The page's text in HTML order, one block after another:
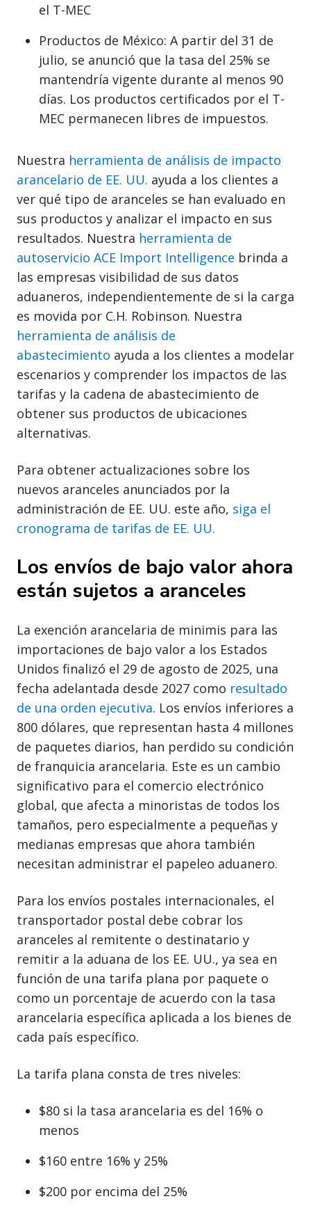
el T-MEC
Productos de México: A partir del 31 de
julio, se anunció que la tasa del 25% se
mantendría vigente durante al menos 90
días. Los productos certificados por el T-
MEC permanecen libres de impuestos.
Nuestra herramienta de análisis de impacto
arancelario de EE. UU. ayuda a los clientes a
ver qué tipo de aranceles se han evaluado en
sus productos y analizar el impacto en sus
resultados. Nuestra herramienta de
autoservicio ACE Import Intelligence brinda a
las empresas visibilidad de sus datos
aduaneros, independientemente de si la carga
es movida por C.H. Robinson. Nuestra
herramienta de análisis de
abastecimiento ayuda a los clientes a modelar
escenarios y comprender los impactos de las
tarifas y la cadena de abastecimiento de
obtener sus productos de ubicaciones
alternativas.
Para obtener actualizaciones sobre los
nuevos aranceles anunciados por la
administración de EE. UU. este año, siga el
cronograma de tarifas de EE. UU.
Los envíos de bajo valor ahora
están sujetos a aranceles
La exención arancelaria de minimis para las
importaciones de bajo valor a los Estados
Unidos finalizó el 29 de agosto de 2025, una
fecha adelantada desde 2027 como resultado
de una orden ejecutiva. Los envíos inferiores a
800 dólares, que representan hasta 4 millones
de paquetes diarios, han perdido su condición
de franquicia arancelaria. Este es un cambio
significativo para el comercio electrónico
global, que afecta a minoristas de todos los
tamaños, pero especialmente a pequeñas y
medianas empresas que ahora también
necesitan administrar el papeleo aduanero.
Para los envíos postales internacionales, el
transportador postal debe cobrar los
aranceles al remitente o destinatario y
remitir a la aduana de los EE. UU., ya sea en
función de una tarifa plana por paquete o
como un porcentaje de acuerdo con la tasa
arancelaria específica aplicada a los bienes de
cada país específico.
La tarifa plana consta de tres niveles:
$80 si la tasa arancelaria es del 16% o
menos
$160 entre 16% y 25%
$200 por encima del 25%